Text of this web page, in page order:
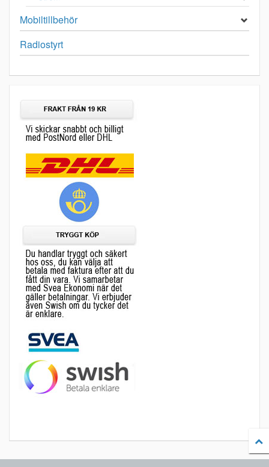
Mobiltillbehör
Radiostyrt